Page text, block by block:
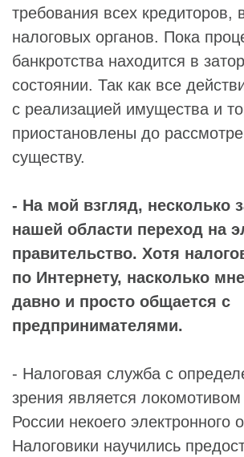
требования всех кредиторов,
налоговых органов. Пока
банкротства находится в
состоянии. Так как все
с реализацией имущества и
приостановлены до
существу.
- На мой взгляд, несколько
нашей области переход на
правительство. Хотя
по Интернету, насколько
давно и просто общается с
предпринимателями.
- Налоговая служба с
зрения является
России некоего электронного
Налоговики научились